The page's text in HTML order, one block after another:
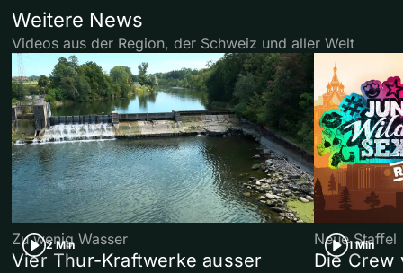
Weitere News
Videos aus der Region, der Schweiz und aller Welt
2 Min
Zu wenig Wasser
Vier Thur-Kraftwerke ausser
1 Min
Neue Staffel
Die Crew